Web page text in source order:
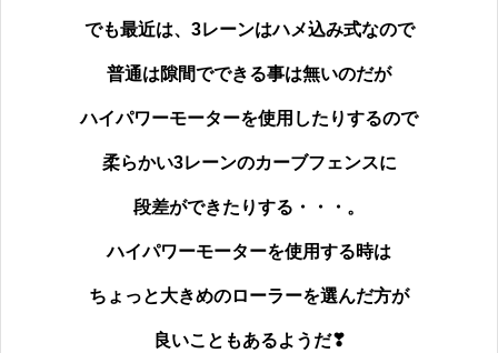
でも最近は、3レーンはハメ込み式なので
普通は隙間でできる事は無いのだが
ハイパワーモーターを使用したりするので
柔らかい3レーンのカーブフェンスに
段差ができたりする・・・。
ハイパワーモーターを使用する時は
ちょっと大きめのローラーを選んだ方が
良いこともあるようだ❣